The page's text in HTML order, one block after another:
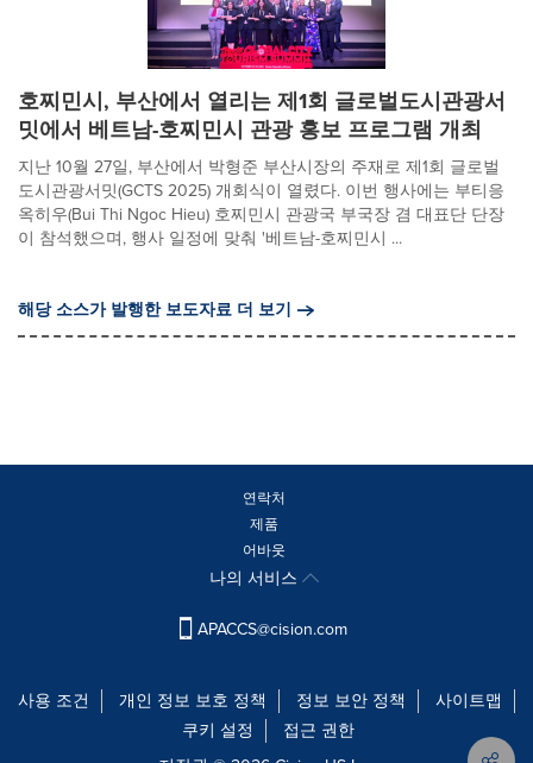
호찌민시, 부산에서 열리는 제1회 글로벌도시관광서
밋에서 베트남-호찌민시 관광 홍보 프로그램 개최
지난 10월 27일, 부산에서 박형준 부산시장의 주재로 제1회 글로벌
도시관광서밋(GCTS 2025) 개회식이 열렸다. 이번 행사에는 부티응
옥히우(Bui Thi Ngoc Hieu) 호찌민시 관광국 부국장 겸 대표단 단장
이 참석했으며, 행사 일정에 맞춰 '베트남-호찌민시 ...
해당 소스가 발행한 보도자료 더 보기
연락처
제품
어바웃
나의 서비스
APACCS@cision.com
사용 조건 개인 정보 보호 정책 정보 보안 정책
사이트맵
쿠키 설정
접근 권한